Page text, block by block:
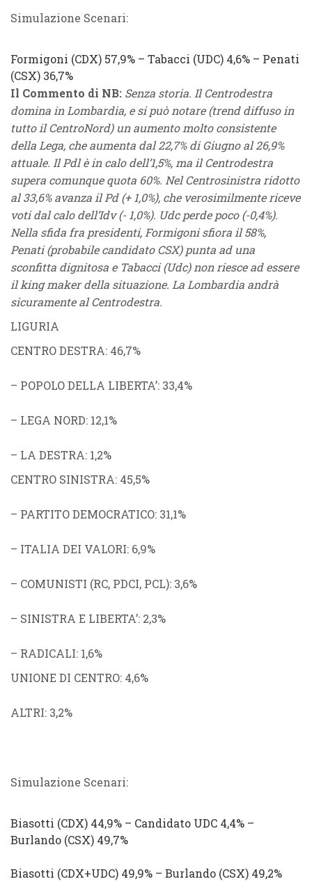
Simulazione Scenari:
Formigoni (CDX) 57,9% – Tabacci (UDC) 4,6% – Penati
(CSX) 36,7%
Il Commento di NB: Senza storia. Il Centrodestra
domina in Lombardia, e si può notare (trend diffuso in
tutto il CentroNord) un aumento molto consistente
della Lega, che aumenta dal 22,7% di Giugno al 26,9%
attuale. Il Pdl è in calo dell’1,5%, ma il Centrodestra
supera comunque quota 60%. Nel Centrosinistra ridotto
al 33,6% avanza il Pd (+ 1,0%), che verosimilmente riceve
voti dal calo dell’Idv (- 1,0%). Udc perde poco (-0,4%).
Nella sfida fra presidenti, Formigoni sfiora il 58%,
Penati (probabile candidato CSX) punta ad una
sconfitta dignitosa e Tabacci (Udc) non riesce ad essere
il king maker della situazione. La Lombardia andrà
sicuramente al Centrodestra.
LIGURIA
CENTRO DESTRA: 46,7%
– POPOLO DELLA LIBERTA’: 33,4%
– LEGA NORD: 12,1%
– LA DESTRA: 1,2%
CENTRO SINISTRA: 45,5%
– PARTITO DEMOCRATICO: 31,1%
– ITALIA DEI VALORI: 6,9%
– COMUNISTI (RC, PDCI, PCL): 3,6%
– SINISTRA E LIBERTA’: 2,3%
– RADICALI: 1,6%
UNIONE DI CENTRO: 4,6%
ALTRI: 3,2%
Simulazione Scenari:
Biasotti (CDX) 44,9% – Candidato UDC 4,4% –
Burlando (CSX) 49,7%
Biasotti (CDX+UDC) 49,9% – Burlando (CSX) 49,2%